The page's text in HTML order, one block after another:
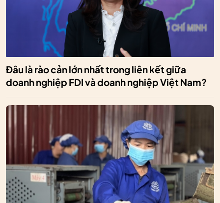
Đâu là rào cản lớn nhất trong liên kết giữa
doanh nghiệp FDI và doanh nghiệp Việt Nam?